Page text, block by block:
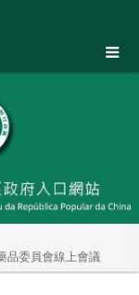
品委員會線上會議